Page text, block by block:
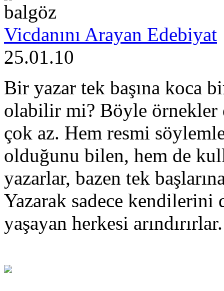
balgöz
Vicdanını Arayan Edebiyat
25.01.10
Bir yazar tek başına koca
olabilir mi? Böyle örnekler
çok az. Hem resmi
olduğunu bilen, hem de
yazarlar, bazen tek
Yazarak sadece
yaşayan herkesi arındırırlar.